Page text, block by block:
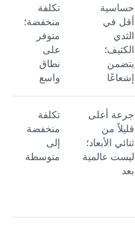
حساسية
أقل في
الثدي
الكثيف؛
يتضمن
إشعاعًا
تكلفة
منخفضة؛
متوفر
على
نطاق
واسع
جرعة أعلى
قليلاً من
ثنائي الأبعاد؛
ليست عالمية
بعد
تكلفة
منخفضة
إلى
متوسطة